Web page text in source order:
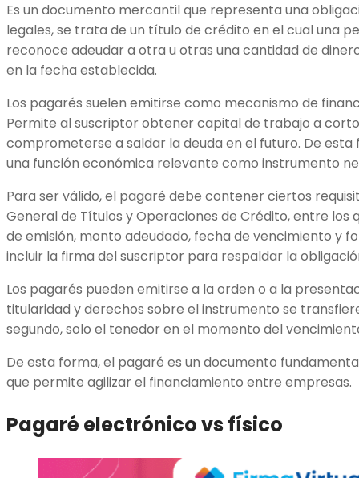
Es un documento mercantil que representa una
legales, se trata de un título de crédito en el cual una
reconoce adeudar a otra u otras una cantidad de
en la fecha establecida.
Los pagarés suelen emitirse como mecanismo de
Permite al suscriptor obtener capital de trabajo a
comprometerse a saldar la deuda en el futuro. De
una función económica relevante como instrumento
Para ser válido, el pagaré debe contener ciertos
General de Títulos y Operaciones de Crédito, entre los
de emisión, monto adeudado, fecha de vencimiento y
incluir la firma del suscriptor para respaldar la
Los pagarés pueden emitirse a la orden o a la
titularidad y derechos sobre el instrumento se
segundo, solo el tenedor en el momento del
De esta forma, el pagaré es un documento
que permite agilizar el financiamiento entre empresas.
Pagaré electrónico vs físico